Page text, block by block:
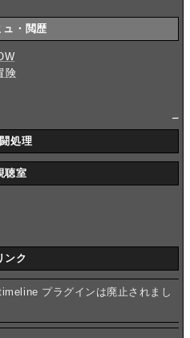
ュ・閲歴
険
処理
聴室
ンク
プラグインは廃止されまし